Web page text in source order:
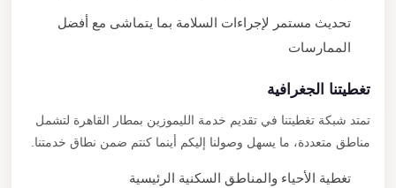
تحديث مستمر لإجراءات السلامة بما يتماشى مع أفضل
الممارسات
تغطيتنا الجغرافية
تمتد شبكة تغطيتنا في تقديم خدمة الليموزين بمطار القاهرة لتشمل
مناطق متعددة، ما يسهل وصولنا إليكم أينما كنتم ضمن نطاق خدمتنا.
تغطية الأحياء والمناطق السكنية الرئيسية